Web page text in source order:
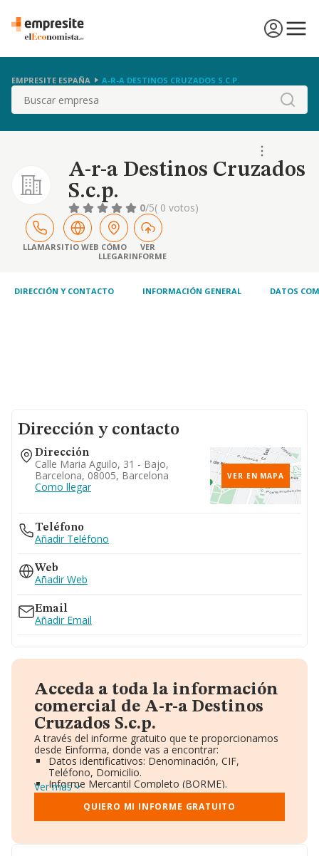
EMPRESITE ESPAÑA A-R-A DESTINOS CRUZADOS S.C.P.
Buscar
A-r-a Destinos Cruzados
S.c.p.
0/5( 0 votos)
LLAMARSITIO WEB CÓMO
LLEGAR
VER
INFORME
DIRECCIÓN Y CONTACTO INFORMACIÓN GENERAL DATOS
Dirección y contacto
Dirección
Calle Maria Aguilo, 31 - Bajo,
Barcelona, 08005, Barcelona
Como llegar
VER EN MAPA
Teléfono
Añadir Teléfono
Web
Añadir Web
Email
Añadir Email
Acceda a toda la información
comercial de A-r-a Destinos
Cruzados S.c.p.
A través del informe gratuito que te proporcionamos
desde Einforma, donde vas a encontrar:
Datos identificativos: Denominación, CIF,
Teléfono, Domicilio.
Informe Mercantil Completo (BORME).
Gráficos de Evolución Ventas y Empleados.
Consejo de Administración y Administradores.
Directivos y Ejecutivos.
Ver más
QUIERO MI INFORME GRATUITO